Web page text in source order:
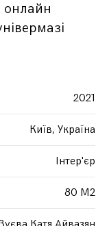
онлайн
2021
Київ, Україна
Інтер'єр
80 М2